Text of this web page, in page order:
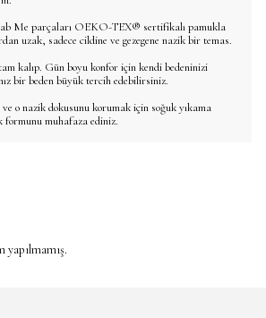
Me parçaları OEKO-TEX® sertifikalı pamukla
uzak, sadece cildine ve gezegene nazik bir temas.
kalıp. Gün boyu konfor için kendi bedeninizi
bir beden büyük tercih edebilirsiniz.
o nazik dokusunu korumak için soğuk yıkama
formunu muhafaza ediniz.